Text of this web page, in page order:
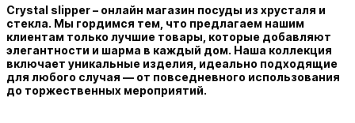
Crystal slipper – онлайн магазин посуды из хрусталя и
стекла. Мы гордимся тем, что предлагаем нашим
клиентам только лучшие товары, которые добавляют
элегантности и шарма в каждый дом. Наша коллекция
включает уникальные изделия, идеально подходящие
для любого случая — от повседневного использования
до торжественных мероприятий.